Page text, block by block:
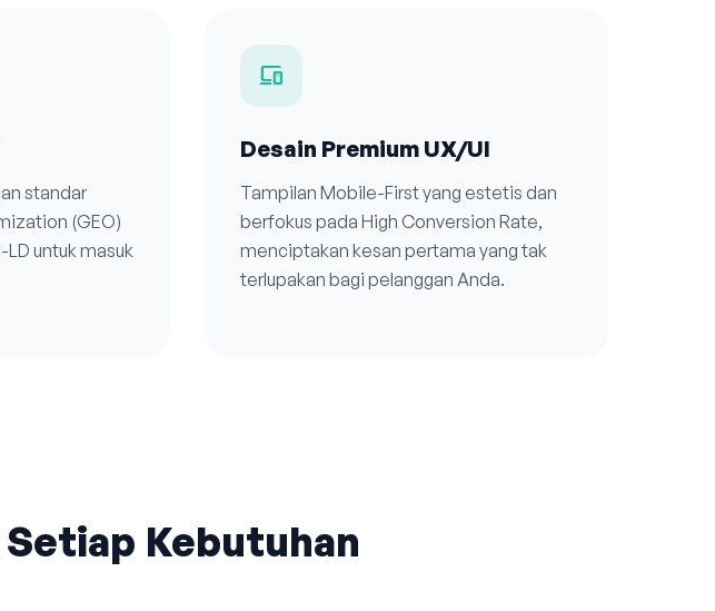
standar
(GEO)
untuk masuk
devices
Desain Premium UX/UI
Tampilan Mobile-First yang estetis dan
berfokus pada High Conversion Rate,
menciptakan kesan pertama yang tak
terlupakan bagi pelanggan Anda.
Kebutuhan